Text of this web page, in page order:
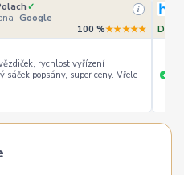
✓
· Google
i
100 %★★★★★
rychlost vyřízení
popsány, super ceny. Vřele
+